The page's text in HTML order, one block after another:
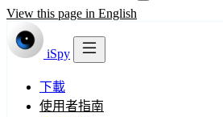
View this page in English
iSpy
下載
使用者指南